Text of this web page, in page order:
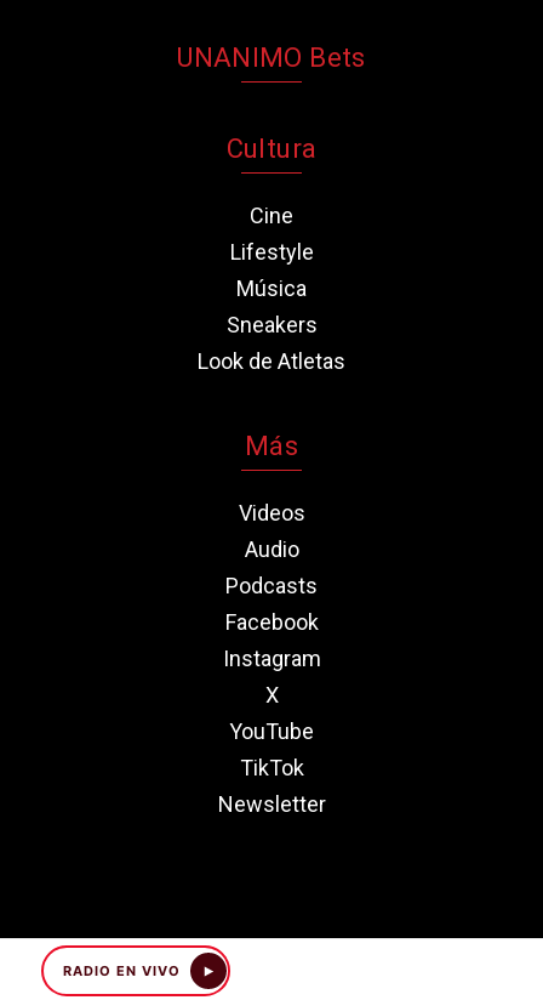
RADIO EN VIVO
UNANIMO Bets
Cultura
Cine
Lifestyle
Música
Sneakers
Look de Atletas
Más
Videos
Audio
Podcasts
Facebook
Instagram
X
YouTube
TikTok
Newsletter